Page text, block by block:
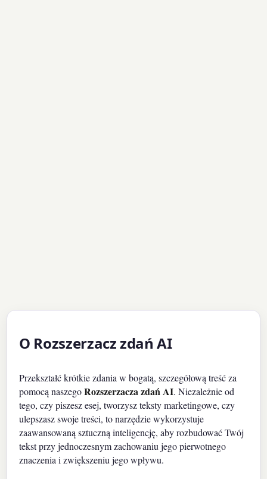
O Rozszerzacz zdań AI
Przekształć krótkie zdania w bogatą, szczegółową treść za
pomocą naszegoRozszerzacza zdań AI. Niezależnie od
tego, czy piszesz esej, tworzysz teksty marketingowe, czy
ulepszasz swoje treści, to narzędzie wykorzystuje
zaawansowaną sztuczną inteligencję, aby rozbudować Twój
tekst przy jednoczesnym zachowaniu jego pierwotnego
znaczenia i zwiększeniu jego wpływu.